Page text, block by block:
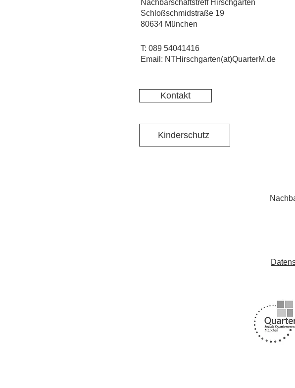
Nachbarschaftstreff Hirschgarten
Schloßschmidstraße 19
80634 München
T: 089 54041416
Email: NTHirschgarten(at)QuarterM.de
Kontakt
Kinderschutz